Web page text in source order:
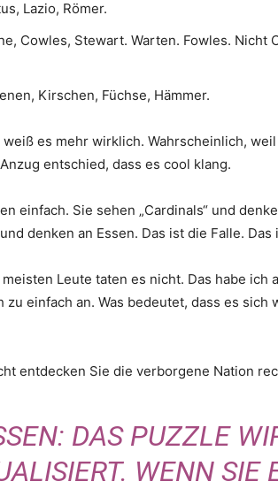
Lazio, Römer.
Cowles, Stewart. Warten. Fowles. Nicht
Kirschen, Füchse, Hämmer.
es mehr wirklich. Wahrscheinlich,
entschied, dass es cool klang.
einfach. Sie sehen „Cardinals“ und
denken an Essen. Das ist die Falle. Das
Leute taten es nicht. Das habe ich
einfach an. Was bedeutet, dass es sich
entdecken Sie die verborgene Nation
DAS PUZZLE
WENN SIE